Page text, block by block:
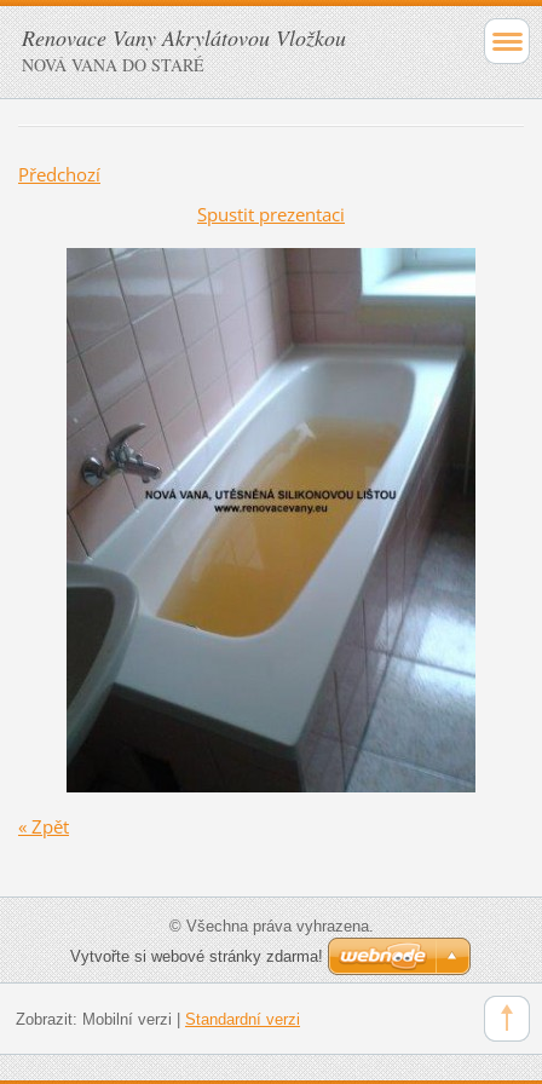
Renovace Vany Akrylátovou Vložkou
NOVÁ VANA DO STARÉ
Předchozí
Spustit prezentaci
« Zpět
© Všechna práva vyhrazena.
Vytvořte si webové stránky zdarma!
Zobrazit: Mobilní verzi Standardní verzi